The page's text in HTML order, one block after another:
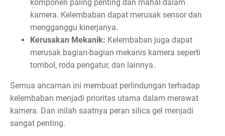
komponen paling penting dan mahal dalam
kamera. Kelembaban dapat merusak sensor dan
mengganggu kinerjanya.
Kerusakan Mekanik: Kelembaban juga dapat
merusak bagian-bagian mekanis kamera seperti
tombol, roda pengatur, dan lainnya.
Semua ancaman ini membuat perlindungan terhadap
kelembaban menjadi prioritas utama dalam merawat
kamera. Dan inilah saatnya peran silica gel menjadi
sangat penting.